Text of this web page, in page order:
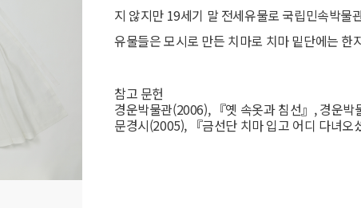
지 않지만 19세기 말 전세유물로 국립민속박
유물들은 모시로 만든 치마로 치마 밑단에는
참고 문헌
경운박물관(2006), 『옛 속옷과 침선』, 경운박
문경시(2005), 『금선단 치마 입고 어디 다녀오